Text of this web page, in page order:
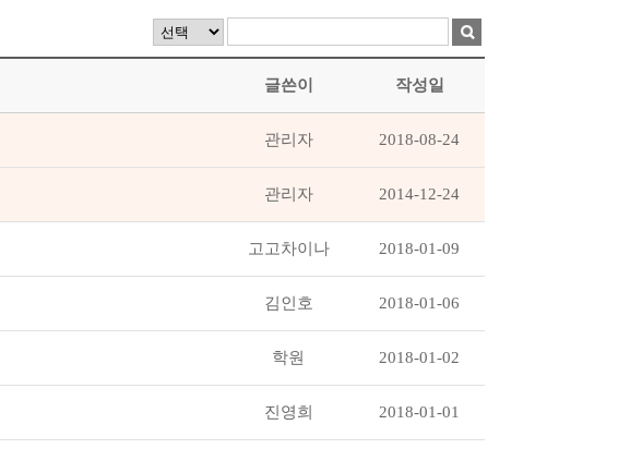
글쓴이 작성일
관리자 2018-08-24
관리자 2014-12-24
고고차이나 2018-01-09
김인호 2018-01-06
학원 2018-01-02
진영희 2018-01-01